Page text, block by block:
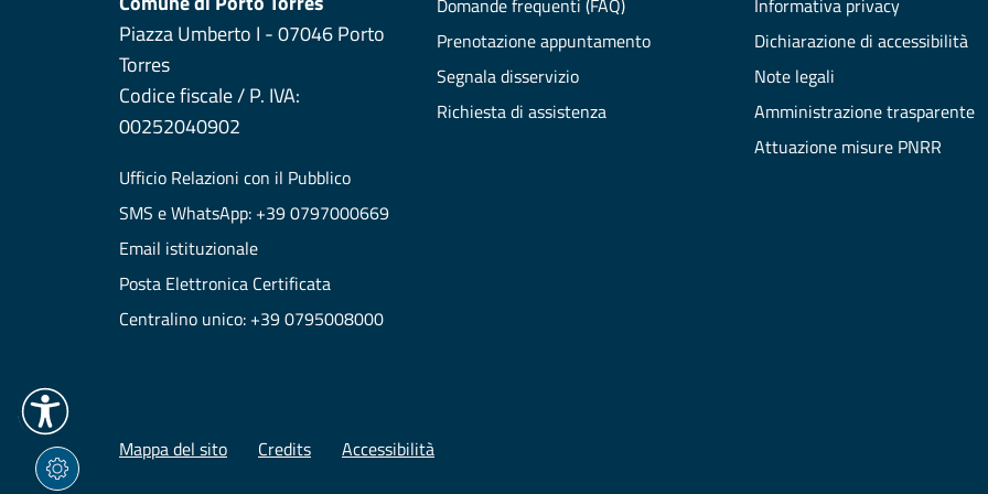
Piazza Umberto I - 07046 Porto
Torres
Codice fiscale / P. IVA:
00252040902
Ufficio Relazioni con il Pubblico
SMS e WhatsApp: +39 0797000669
Email istituzionale
Posta Elettronica Certificata
Centralino unico: +39 0795008000
Domande frequenti (FAQ)
Prenotazione appuntamento
Segnala disservizio
Richiesta di assistenza
Informativa privacy
Dichiarazione di accessibilità
Note legali
Amministrazione trasparente
Attuazione misure PNRR
Mappa del sito Credits Accessibilità